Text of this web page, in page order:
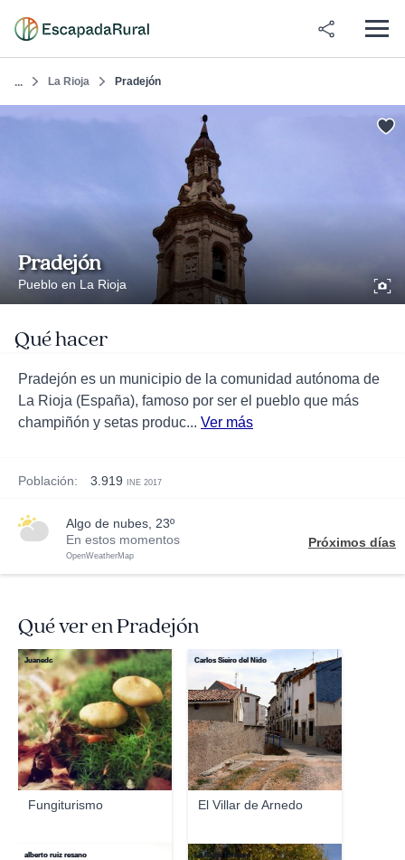
... La Rioja Pradejón
Pradejón
Pueblo en La Rioja
Qué hacer
Pradejón es un municipio de la comunidad autónoma de
La Rioja (España), famoso por ser el pueblo que más
champiñón y setas produc... Ver más
Población: 3.919 INE 2017
algo de nubes, 23º
En estos momentos
OpenWeatherMap
Próximos días
Qué ver en Pradejón
Fungiturismo
Juanedc
El Villar de Arnedo
Carlos Sieiro del Nido
alberto ruiz resano La Rioja Turismo